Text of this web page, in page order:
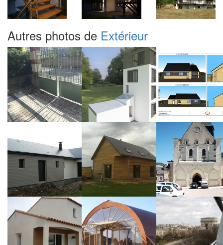
Autres photos de Extérieur